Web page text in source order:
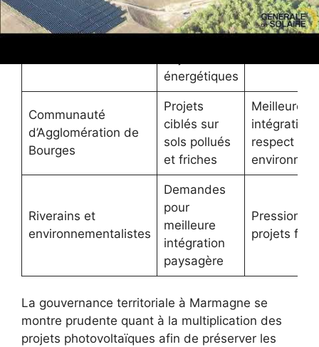
Engie Green (Marion
Besoin de
centrales au
énergétiques
Couts
Communauté
d’Agglomération de
Bourges
Projets
ciblés sur
sols pollués
et friches
Meilleure
intégration
respect
Riverains et
environnementalistes
Demandes
pour
meilleure
intégration
paysagère
Pression
projets
La gouvernance territoriale à Marmagne se
montre prudente quant à la multiplication des
projets photovoltaïques afin de préserver les